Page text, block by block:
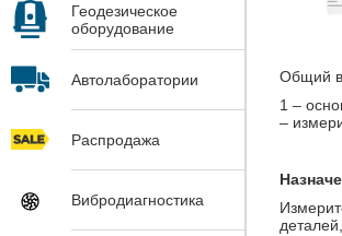
Геодезическое
оборудование
Автолаборатории
Распродажа
Вибродиагностика
Общий
1 –
–